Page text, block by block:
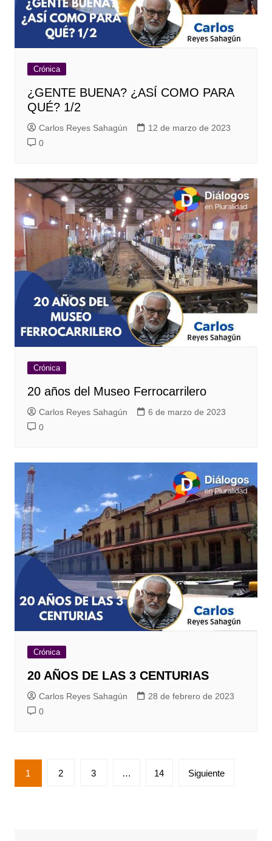
Crónica
¿GENTE BUENA? ¿ASÍ COMO PARA
QUÉ? 1/2
Carlos Reyes Sahagún
12 de marzo de 2023
0
Crónica
20 años del Museo Ferrocarrilero
Carlos Reyes Sahagún
6 de marzo de 2023
0
Crónica
20 AÑOS DE LAS 3 CENTURIAS
Carlos Reyes Sahagún
28 de febrero de 2023
0
Paginación
de
1 2 3 … 14 Siguiente